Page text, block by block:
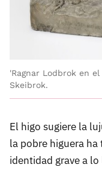
'Ragnar Lodbrok en
Skeibrok.
El higo sugiere la
la pobre higuera
identidad grave a